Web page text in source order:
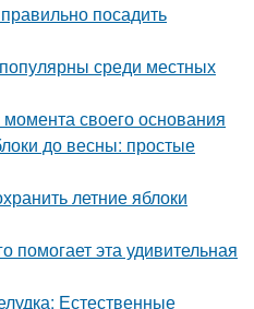
посадить
среди местных
своего основания
до весны: простые
летние яблоки
помогает эта удивительная
Естественные